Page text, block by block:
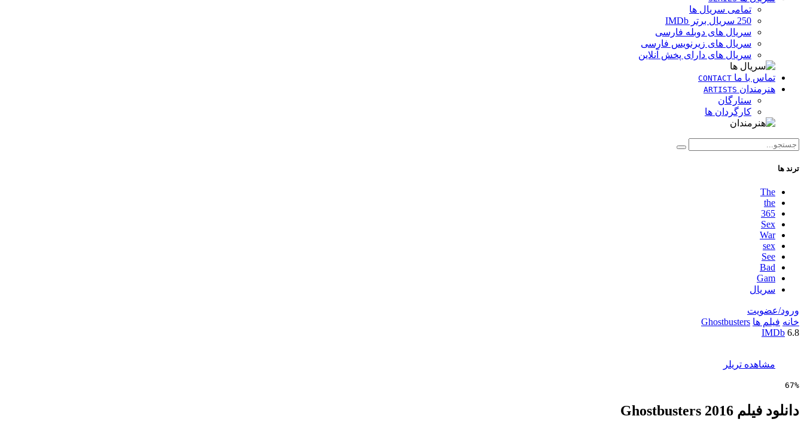
تمامی سریال ها
250 سریال برتر IMDb
سریال های دوبله فارسی
سریال های زیرنویس فارسی
سریال های دارای پخش آنلاین
تماس با ما CONTACT
هنرمندان ARTISTS
ستارگان
کارگردان ها
ترند ها
The
the
365
Sex
War
sex
See
Bad
Gam
سریال
ورود/عضویت
خانه فیلم ها Ghostbusters
IMDb 6.8
مشاهده تریلر
67%
دانلود فیلم Ghostbusters 2016